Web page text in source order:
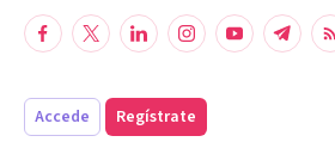
Accede Regístrate